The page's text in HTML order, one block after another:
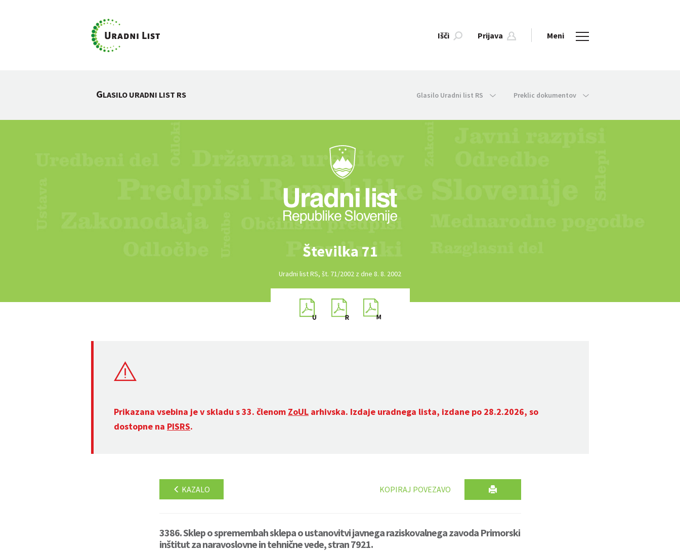
Išči Prijava Meni
GLASILO URADNI LIST RS Glasilo Uradni list RS Preklic dokumentov
Številka 71
Uradni list RS, št. 71/2002 z dne 8. 8. 2002
Prikazana vsebina je v skladu s 33. členom ZoUL arhivska. Izdaje uradnega lista, izdane po 28.2.2026, so
dostopne na PISRS.
KAZALO KOPIRAJ POVEZAVO
3386. Sklep o spremembah sklepa o ustanovitvi javnega raziskovalnega zavoda Primorski
inštitut za naravoslovne in tehnične vede, stran 7921.